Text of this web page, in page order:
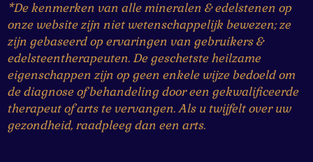
*De kenmerken van alle mineralen & edelstenen op
onze website zijn niet wetenschappelijk bewezen; ze
zijn gebaseerd op ervaringen van gebruikers &
edelsteentherapeuten. De geschetste heilzame
eigenschappen zijn op geen enkele wijze bedoeld om
de diagnose of behandeling door een gekwalificeerde
therapeut of arts te vervangen. Als u twijfelt over uw
gezondheid, raadpleeg dan een arts.